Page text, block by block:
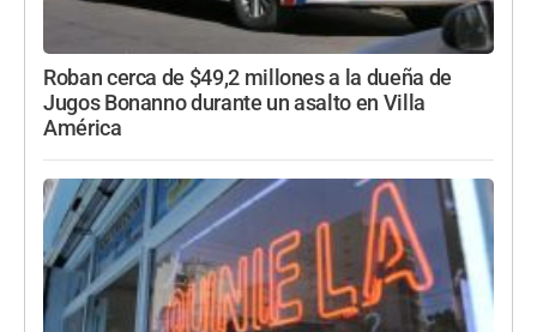
Roban cerca de $49,2 millones a la dueña de
Jugos Bonanno durante un asalto en Villa
América